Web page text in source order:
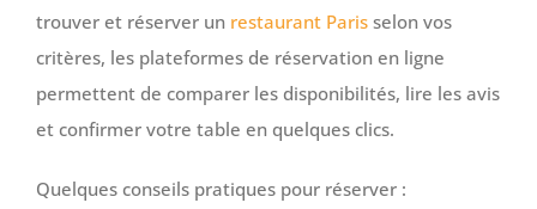
trouver et réserver un restaurant Paris selon vos
critères, les plateformes de réservation en ligne
permettent de comparer les disponibilités, lire les avis
et confirmer votre table en quelques clics.
Quelques conseils pratiques pour réserver :